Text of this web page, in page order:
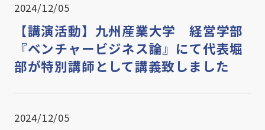
2024/12/05
【講演活動】九州産業大学 経営学部
『ベンチャービジネス論』にて代表堀
部が特別講師として講義致しました
2024/12/05